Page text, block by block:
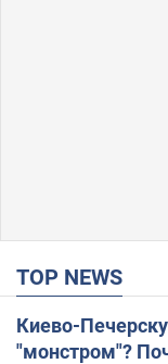
TOP NEWS
Киево-
"монстром"?